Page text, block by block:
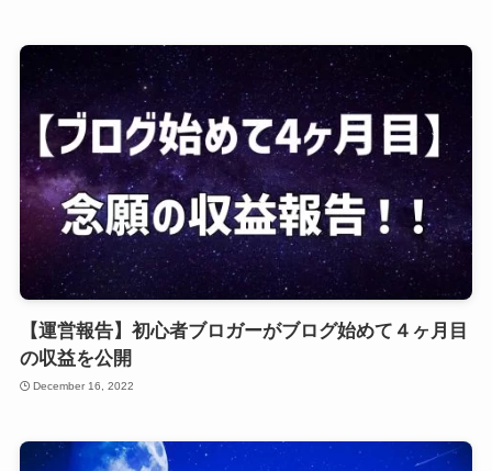
【運営報告】初心者ブロガーがブログ始めて４ヶ月目
の収益を公開
December 16, 2022